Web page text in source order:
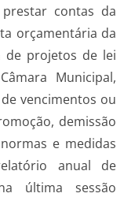
contas da
orçamentária da
de projetos de lei
Municipal,
vencimentos ou
demissão
e medidas
anual de
última sessão